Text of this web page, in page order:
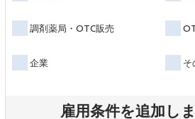
調剤薬局・OTC販売
企業 そ
雇用条件を追加し